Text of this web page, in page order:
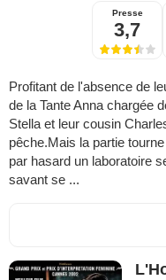
Presse
3,7
Profitant de l'absence de
de la Tante Anna chargée
Stella et leur cousin
pêche.Mais la partie
par hasard un laboratoire
savant se ...